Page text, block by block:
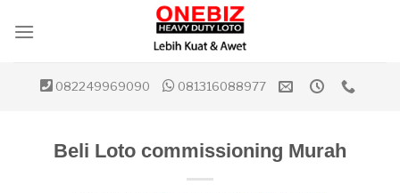
082249969090 081316088977
Beli Loto commissioning Murah